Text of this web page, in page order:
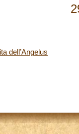
dell’Angelus